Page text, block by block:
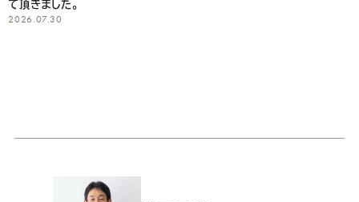
て頂きました。
2026.07.30